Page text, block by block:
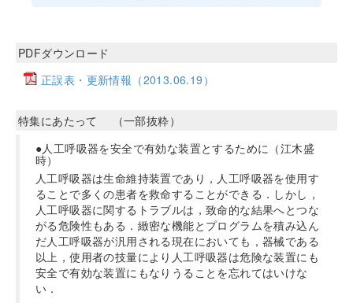
PDFダウンロード
正誤表・更新情報（2013.06.19）
特集にあたって （一部抜粋）
●人工呼吸器を安全で有効な装置とするために（江木盛
時）
人工呼吸器は生命維持装置であり，人工呼吸器を使用す
ることで多くの患者を救命することができる．しかし，
人工呼吸器に関するトラブルは，致命的な結果へとつな
がる危険性もある．緻密な機能とプログラムを積み込ん
だ人工呼吸器が汎用される現在においても，器械である
以上，使用者の技量により人工呼吸器は危険な装置にも
安全で有効な装置にもなりうることを忘れてはいけな
い．